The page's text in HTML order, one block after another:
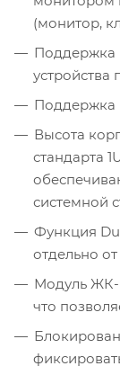
(монитор,
Поддержка
устройства
Высота
стандарта
системной
Функция
отдельно
Модуль ЖК-
что